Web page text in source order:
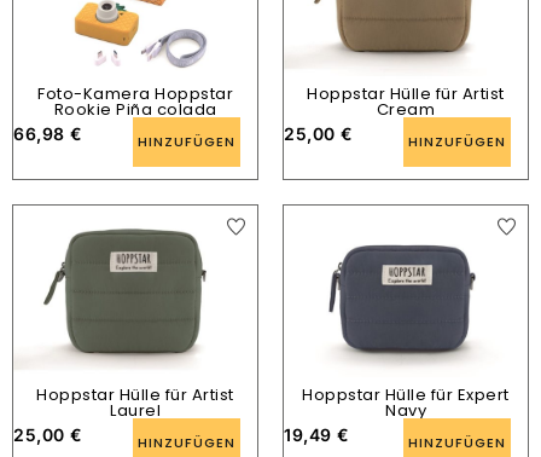
Foto-Kamera Hoppstar
Rookie Piña colada
66,98 € HINZUFÜGEN
Hoppstar Hülle für Artist
Cream
25,00 € HINZUFÜGEN
Hoppstar Hülle für Artist
Laurel
25,00 € HINZUFÜGEN
Hoppstar Hülle für Expert
Navy
19,49 € HINZUFÜGEN